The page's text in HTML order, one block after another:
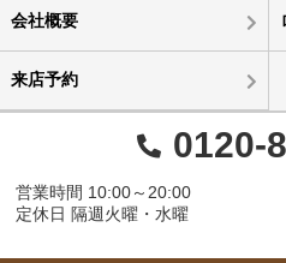
会社概要
来店予約
0120-
営業時間 10:00～20:00
定休日 隔週火曜・水曜